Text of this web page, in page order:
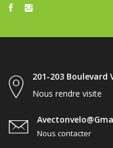
201-203 Boulevard
Nous rendre visite
Nous contacter